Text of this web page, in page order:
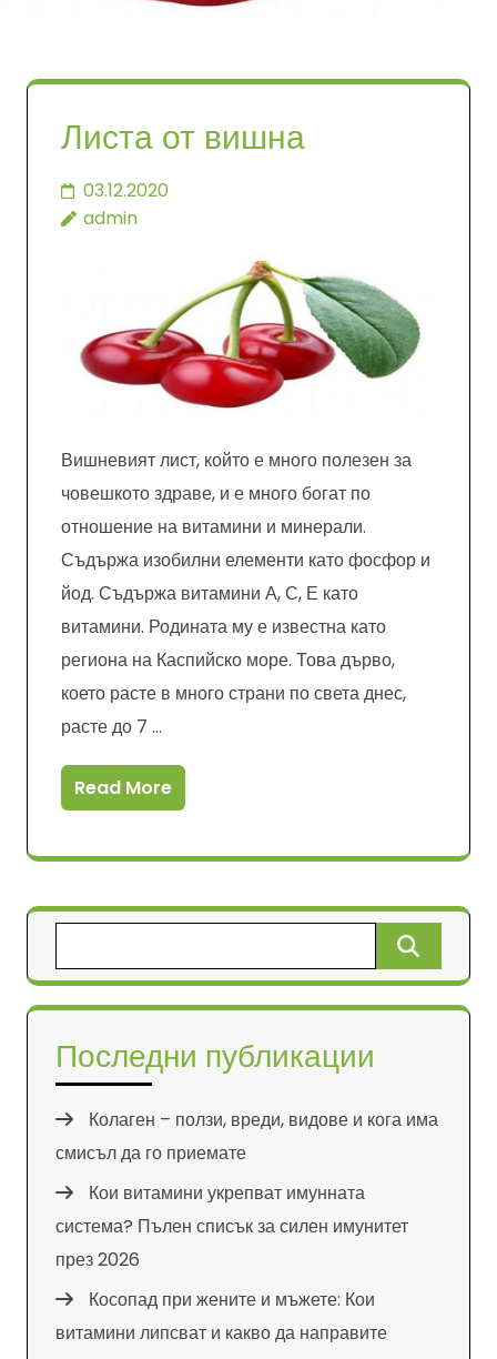
Листа от вишна
03.12.2020
admin
Вишневият лист, който е много полезен за
човешкото здраве, и е много богат по
отношение на витамини и минерали.
Съдържа изобилни елементи като фосфор и
йод. Съдържа витамини А, С, Е като
витамини. Родината му е известна като
региона на Каспийско море. Това дърво,
което расте в много страни по света днес,
расте до 7 …
Read More
за:
Последни публикации
Колаген – ползи, вреди, видове и кога има
смисъл да го приемате
Кои витамини укрепват имунната
система? Пълен списък за силен имунитет
през 2026
Косопад при жените и мъжете: Кои
витамини липсват и какво да направите